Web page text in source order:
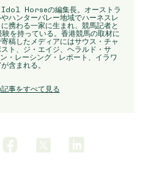
Idol Horseの編集長。オーストラ
ハンターバレー地域でハーネスレ
携わる一家に生まれ、競馬記者と
を持っている。香港競馬の取材に
稿したメディアにはサウス・チャ
ト、ジ・エイジ、ヘラルド・サ
・レーシング・レポート、イラワ
含まれる。
事をすべて見る